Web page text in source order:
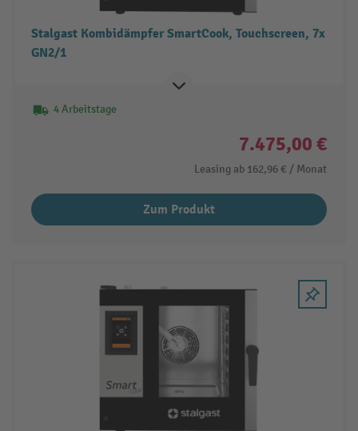
Stalgast Kombidämpfer SmartCook, Touchscreen, 7x
GN2/1
4 Arbeitstage
7.475,00 €
Leasing ab 162,96 € / Monat
Zum Produkt